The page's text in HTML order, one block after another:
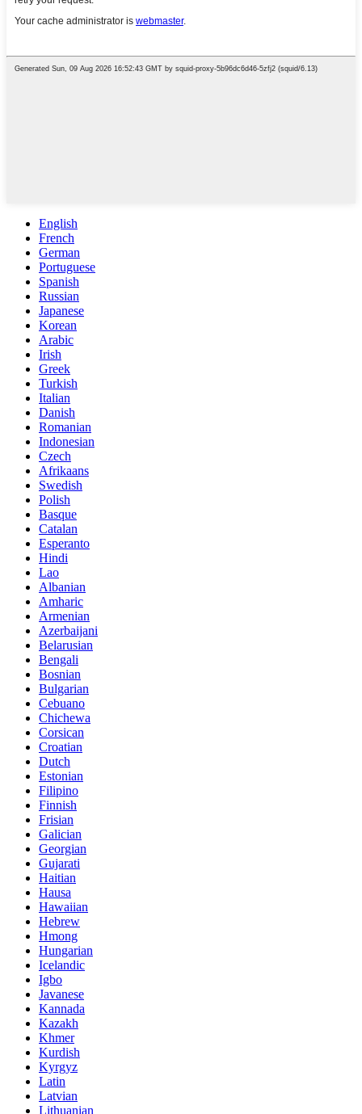
English
French
German
Portuguese
Spanish
Russian
Japanese
Korean
Arabic
Irish
Greek
Turkish
Italian
Danish
Romanian
Indonesian
Czech
Afrikaans
Swedish
Polish
Basque
Catalan
Esperanto
Hindi
Lao
Albanian
Amharic
Armenian
Azerbaijani
Belarusian
Bengali
Bosnian
Bulgarian
Cebuano
Chichewa
Corsican
Croatian
Dutch
Estonian
Filipino
Finnish
Frisian
Galician
Georgian
Gujarati
Haitian
Hausa
Hawaiian
Hebrew
Hmong
Hungarian
Icelandic
Igbo
Javanese
Kannada
Kazakh
Khmer
Kurdish
Kyrgyz
Latin
Latvian
Lithuanian